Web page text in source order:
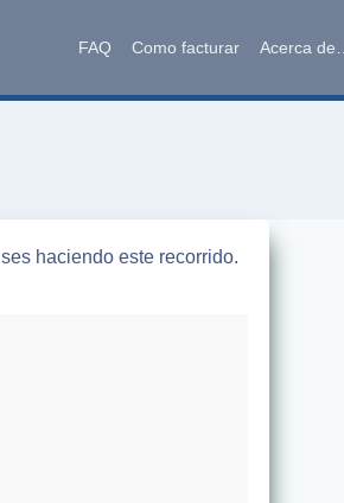
FAQ Como facturar Acerca de…
haciendo este recorrido.